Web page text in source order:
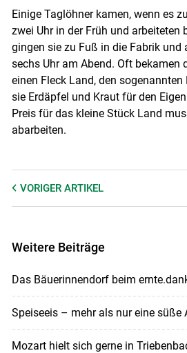
Einige Taglöhner kamen, wenn es
zwei Uhr in der Früh und arbeiteten
gingen sie zu Fuß in die Fabrik und
sechs Uhr am Abend. Oft bekamen
einen Fleck Land, den sogenannten
sie Erdäpfel und Kraut für den
Preis für das kleine Stück Land
abarbeiten.
VORIGER ARTIKEL
Weitere Beiträge
Das Bäuerinnendorf beim
Speiseeis – mehr als nur eine süße
Mozart hielt sich gerne in